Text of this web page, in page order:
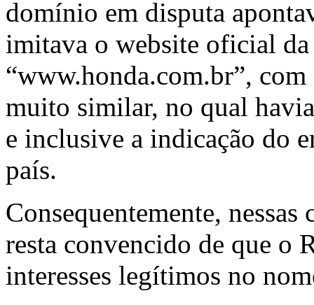
domínio em disputa
imitava o website oficial
“www.honda.com.br”, com
muito similar, no qual
e inclusive a indicação do
país.
Consequentemente,
resta convencido de que o
interesses legítimos no